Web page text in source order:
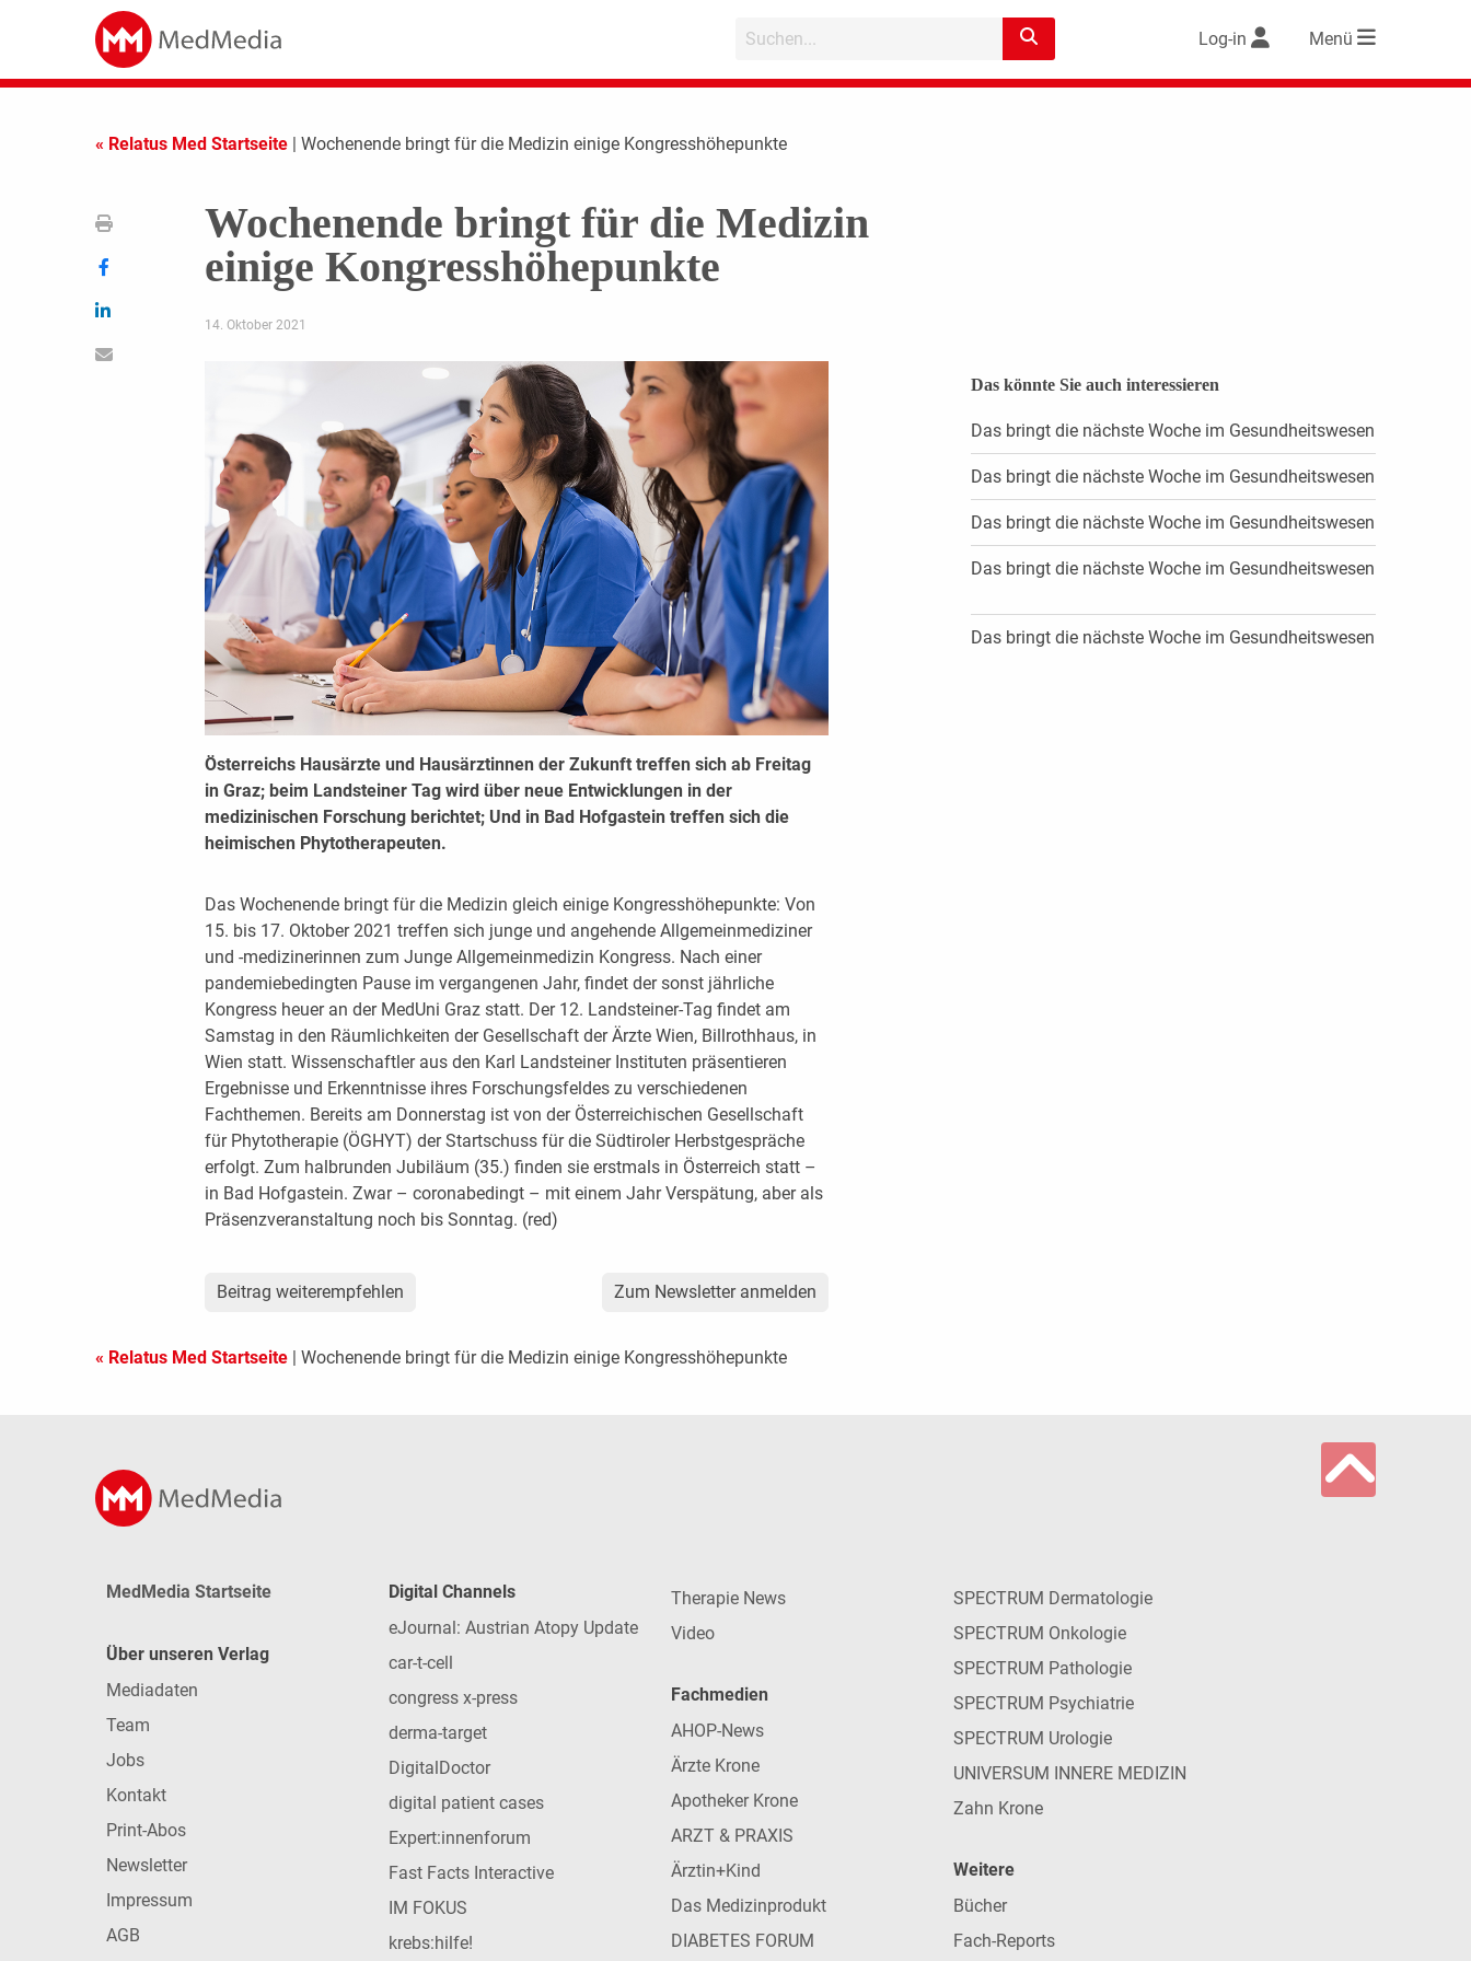
Log-in Menü
« Relatus Med Startseite | Wochenende bringt für die Medizin einige Kongresshöhepunkte
Wochenende bringt für die Medizin
einige Kongresshöhepunkte
14. Oktober 2021
Österreichs Hausärzte und Hausärztinnen der Zukunft treffen sich ab Freitag
in Graz; beim Landsteiner Tag wird über neue Entwicklungen in der
medizinischen Forschung berichtet; Und in Bad Hofgastein treffen sich die
heimischen Phytotherapeuten.
Das Wochenende bringt für die Medizin gleich einige Kongresshöhepunkte: Von
15. bis 17. Oktober 2021 treffen sich junge und angehende Allgemeinmediziner
und -medizinerinnen zum Junge Allgemeinmedizin Kongress. Nach einer
pandemiebedingten Pause im vergangenen Jahr, findet der sonst jährliche
Kongress heuer an der MedUni Graz statt. Der 12. Landsteiner-Tag findet am
Samstag in den Räumlichkeiten der Gesellschaft der Ärzte Wien, Billrothhaus, in
Wien statt. Wissenschaftler aus den Karl Landsteiner Instituten präsentieren
Ergebnisse und Erkenntnisse ihres Forschungsfeldes zu verschiedenen
Fachthemen. Bereits am Donnerstag ist von der Österreichischen Gesellschaft
für Phytotherapie (ÖGHYT) der Startschuss für die Südtiroler Herbstgespräche
erfolgt. Zum halbrunden Jubiläum (35.) finden sie erstmals in Österreich statt –
in Bad Hofgastein. Zwar – coronabedingt – mit einem Jahr Verspätung, aber als
Präsenzveranstaltung noch bis Sonntag. (red)
Beitrag weiterempfehlen Zum Newsletter anmelden
Das könnte Sie auch interessieren
Das bringt die nächste Woche im Gesundheitswesen
Das bringt die nächste Woche im Gesundheitswesen
Das bringt die nächste Woche im Gesundheitswesen
Das bringt die nächste Woche im Gesundheitswesen
Das bringt die nächste Woche im Gesundheitswesen
« Relatus Med Startseite | Wochenende bringt für die Medizin einige Kongresshöhepunkte
MedMedia Startseite
Über unseren Verlag
Mediadaten
Team
Jobs
Kontakt
Print-Abos
Newsletter
Impressum
AGB
Digital Channels
eJournal: Austrian Atopy Update
car-t-cell
congress x-press
derma-target
DigitalDoctor
digital patient cases
Expert:innenforum
Fast Facts Interactive
IM FOKUS
krebs:hilfe!
Therapie News
Video
Fachmedien
AHOP-News
Ärzte Krone
Apotheker Krone
ARZT & PRAXIS
Ärztin+Kind
Das Medizinprodukt
DIABETES FORUM
SPECTRUM Dermatologie
SPECTRUM Onkologie
SPECTRUM Pathologie
SPECTRUM Psychiatrie
SPECTRUM Urologie
UNIVERSUM INNERE MEDIZIN
Zahn Krone
Weitere
Bücher
Fach-Reports